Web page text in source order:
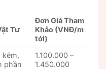
Tư
Đơn Giá Tham
Khảo (VNĐ/m
tới)
kẽm,
phần
1.100.000 –
1.450.000